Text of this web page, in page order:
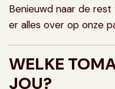
Benieuwd naar de
er alles over op onze
WELKE
JOU?